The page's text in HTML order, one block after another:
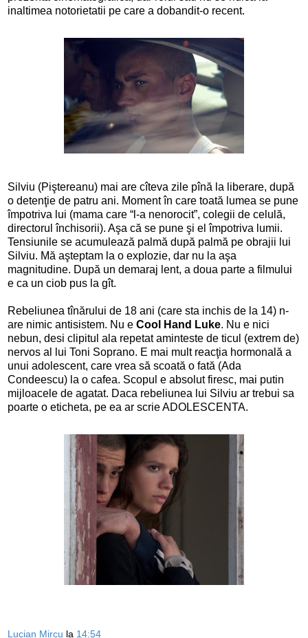
inaltimea notorietatii pe care a dobandit-o recent.
Silviu (Piştereanu) mai are cîteva zile pînă la liberare, după
o detenţie de patru ani. Moment în care toată lumea se pune
împotriva lui (mama care “l-a nenorocit”, colegii de celulă,
directorul închisorii). Aşa că se pune şi el împotriva lumii.
Tensiunile se acumulează palmă după palmă pe obrajii lui
Silviu. Mă aşteptam la o explozie, dar nu la aşa
magnitudine. După un demaraj lent, a doua parte a filmului
e ca un ciob pus la gît.
Rebeliunea tînărului de 18 ani (care sta inchis de la 14) n-
are nimic antisistem. Nu e Cool Hand Luke. Nu e nici
nebun, desi clipitul ala repetat aminteste de ticul (extrem de)
nervos al lui Toni Soprano. E mai mult reacţia hormonală a
unui adolescent, care vrea să scoată o fată (Ada
Condeescu) la o cafea. Scopul e absolut firesc, mai putin
mijloacele de agatat. Daca rebeliunea lui Silviu ar trebui sa
poarte o eticheta, pe ea ar scrie ADOLESCENTA.
Lucian Mircu la 14:54